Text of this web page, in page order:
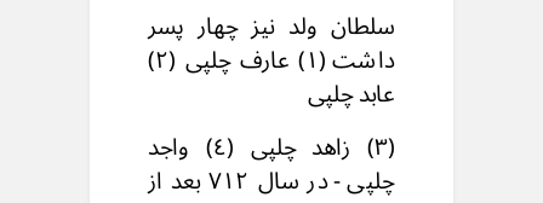
سلطان ولد نیز چهار پسر
داشت (۱) عارف چلپی (۲)
عابد چلپی
(۳) زاهد چلپی (٤) واجد
چلپی - در سال ۷۱۲ بعد از